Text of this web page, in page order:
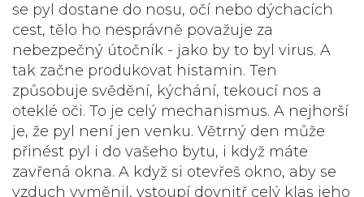
se pyl dostane do nosu, očí nebo dýchacích
cest, tělo ho nesprávně považuje za
nebezpečný útočník - jako by to byl virus. A
tak začne produkovat histamin. Ten
způsobuje svědění, kýchání, tekoucí nos a
oteklé oči. To je celý mechanismus. A nejhorší
je, že pyl není jen venku. Větrný den může
přinést pyl i do vašeho bytu, i když máte
zavřená okna. A když si otevřeš okno, aby se
vzduch vyměnil, vstoupí dovnitř celý klas jeho